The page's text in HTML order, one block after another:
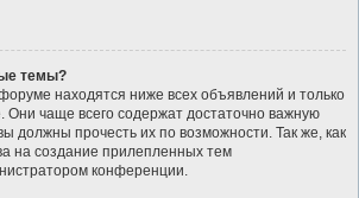
темы?
находятся ниже всех объявлений и только
Они чаще всего содержат достаточно важную
должны прочесть их по возможности. Так же, как
на создание прилепленных тем
конференции.